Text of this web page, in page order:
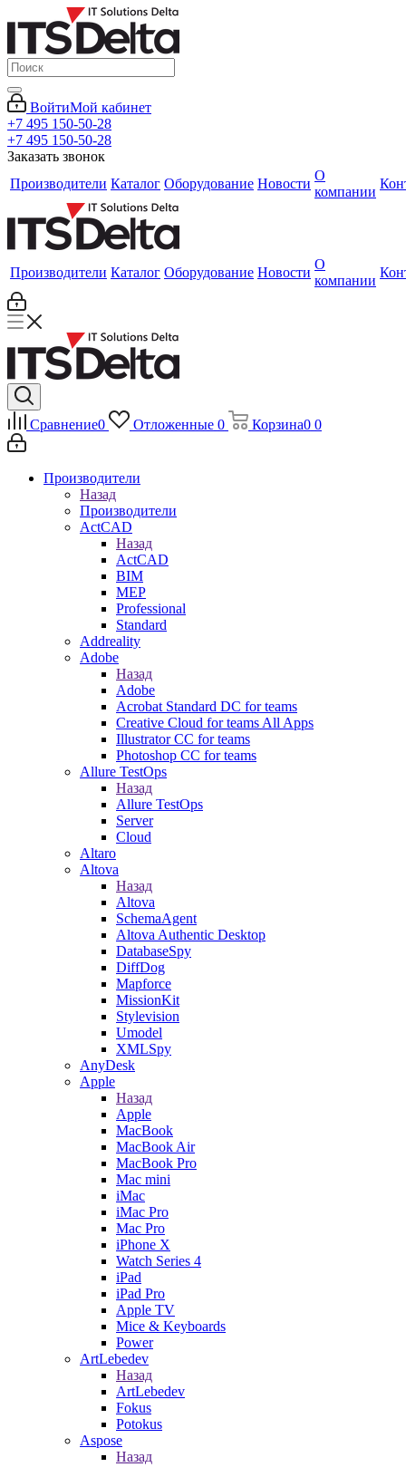
ВойтиМой кабинет
+7 495 150-50-28
+7 495 150-50-28
Заказать звонок
Производители Каталог Оборудование Новости
О
компании
Производители Каталог Оборудование Новости
О
компании
Сравнение0 Отложенные 0 Корзина0 0
Производители
Назад
Производители
ActCAD
Назад
ActCAD
BIM
MEP
Professional
Standard
Addreality
Adobe
Назад
Adobe
Acrobat Standard DC for teams
Creative Cloud for teams All Apps
Illustrator CC for teams
Photoshop CC for teams
Allure TestOps
Назад
Allure TestOps
Server
Cloud
Altaro
Altova
Назад
Altova
SchemaAgent
Altova Authentic Desktop
DatabaseSpy
DiffDog
Mapforce
MissionKit
Stylevision
Umodel
XMLSpy
AnyDesk
Apple
Назад
Apple
MacBook
MacBook Air
MacBook Pro
Mac mini
iMac
iMac Pro
Mac Pro
iPhone X
Watch Series 4
iPad
iPad Pro
Apple TV
Mice & Keyboards
Power
ArtLebedev
Назад
ArtLebedev
Fokus
Potokus
Aspose
Назад